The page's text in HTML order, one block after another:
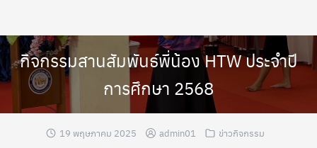
content
กิจกรรมสานสัมพันธ์พี่น้อง HTW ประจำปี
การศึกษา 2568
19 พฤษภาคม 2025 admin01 ข่าวกิจกรรม